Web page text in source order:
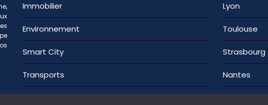
Immobilier
Environnement
Smart City
Transports
Lyon
Toulouse
Strasbourg
Nantes